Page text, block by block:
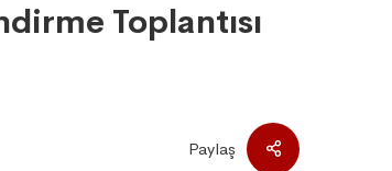
Toplantısı
Paylaş